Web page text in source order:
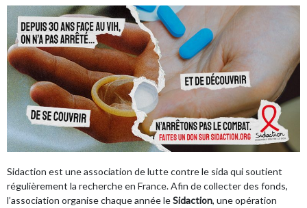
Sidaction est une association de lutte contre le sida qui soutient
régulièrement la recherche en France. Afin de collecter des fonds,
l’association organise chaque année leSidaction, une opération